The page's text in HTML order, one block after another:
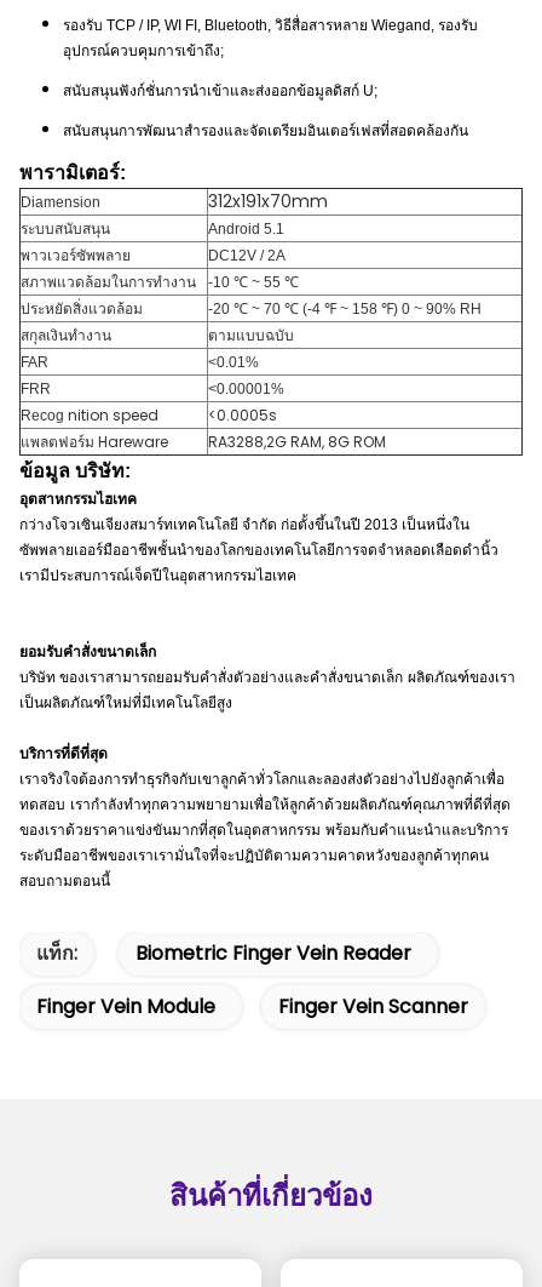
รองรับ TCP / IP, WI FI, Bluetooth, วิธีสื่อสารหลาย Wiegand, รองรับ
อุปกรณ์ควบคุมการเข้าถึง;
สนับสนุนฟังก์ชั่นการนำเข้าและส่งออกข้อมูลดิสก์ U;
สนับสนุนการพัฒนาสำรองและจัดเตรียมอินเตอร์เฟสที่สอดคล้องกัน
พารามิเตอร์:
Diamension 312x191x70mm
ระบบสนับสนุน
Android 5.1
พาวเวอร์ซัพพลาย
DC12V / 2A
สภาพแวดล้อมในการทำงาน
-10 ℃ ~ 55 ℃
ประหยัดสิ่งแวดล้อม
-20 ℃ ~ 70 ℃ (-4 ℉ ~ 158 ℉) 0 ~ 90% RH
สกุลเงินทำงาน
ตามแบบฉบับ
FAR
<0.01%
FRR
<0.00001%
Recog nition speed
<0.0005s
แพลตฟอร์ม Hareware
RA3288,2G RAM, 8G ROM
ข้อมูล บริษัท:
อุตสาหกรรมไฮเทค
กว่างโจวเซินเจียงสมาร์ทเทคโนโลยี จำกัด ก่อตั้งขึ้นในปี 2013 เป็นหนึ่งใน
ซัพพลายเออร์มืออาชีพชั้นนำของโลกของเทคโนโลยีการจดจำหลอดเลือดดำนิ้ว
เรามีประสบการณ์เจ็ดปีในอุตสาหกรรมไฮเทค
ยอมรับคำสั่งขนาดเล็ก
บริษัท ของเราสามารถยอมรับคำสั่งตัวอย่างและคำสั่งขนาดเล็ก ผลิตภัณฑ์ของเรา
เป็นผลิตภัณฑ์ใหม่ที่มีเทคโนโลยีสูง
บริการที่ดีที่สุด
เราจริงใจต้องการทำธุรกิจกับเขาลูกค้าทั่วโลกและลองส่งตัวอย่างไปยังลูกค้าเพื่อ
ทดสอบ เรากำลังทำทุกความพยายามเพื่อให้ลูกค้าด้วยผลิตภัณฑ์คุณภาพที่ดีที่สุด
ของเราด้วยราคาแข่งขันมากที่สุดในอุตสาหกรรม พร้อมกับคำแนะนำและบริการ
ระดับมืออาชีพของเราเรามั่นใจที่จะปฏิบัติตามความคาดหวังของลูกค้าทุกคน
สอบถามตอนนี้
แท็ก:
Biometric Finger Vein Reader
Finger Vein Module
Finger Vein Scanner
สินค้าที่เกี่ยวข้อง